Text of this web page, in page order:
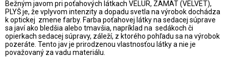
Bežným javom pri poťahových látkach VELUR, ZAMAT (VELVET),
PLYŠ je, že vplyvom intenzity a dopadu svetla na výrobok dochádza
k optickej zmene farby. Farba poťahovej látky na sedacej súprave
sa javí ako bledšia alebo tmavšia, napríklad na sedákoch či
opierkach sedacej súpravy, záleží, z ktorého pohľadu sa na výrobok
pozeráte. Tento jav je prirodzenou vlastnosťou látky a nie je
považovaný za vadu materiálu.